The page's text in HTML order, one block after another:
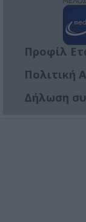
Προφίλ
Πολιτική
Δήλωση